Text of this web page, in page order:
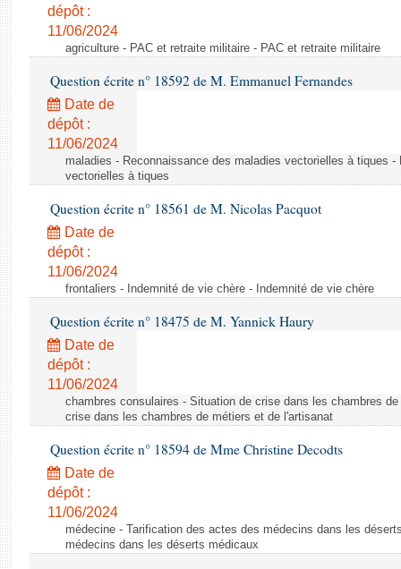
dépôt :
11/06/2024
agriculture - PAC et retraite militaire - PAC et retraite militaire
Question écrite n° 18592 de M. Emmanuel Fernandes
Date de
dépôt :
11/06/2024
maladies - Reconnaissance des maladies vectorielles à tiques
vectorielles à tiques
Question écrite n° 18561 de M. Nicolas Pacquot
Date de
dépôt :
11/06/2024
frontaliers - Indemnité de vie chère - Indemnité de vie chère
Question écrite n° 18475 de M. Yannick Haury
Date de
dépôt :
11/06/2024
chambres consulaires - Situation de crise dans les chambres
crise dans les chambres de métiers et de l'artisanat
Question écrite n° 18594 de Mme Christine Decodts
Date de
dépôt :
11/06/2024
médecine - Tarification des actes des médecins dans les
médecins dans les déserts médicaux